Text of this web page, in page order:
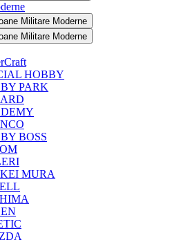
Militare Moderne
Militare Moderne
HOBBY
PARK
BOSS
MURA